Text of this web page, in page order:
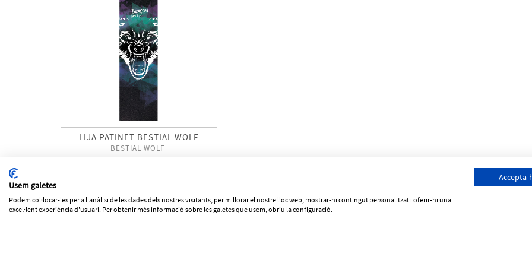
LIJA PATINET BESTIAL WOLF
BESTIAL WOLF
Usem galetes
Podem col·locar-les per a l'anàlisi de les dades dels nostres visitants, per millorar el nostre lloc web, mostrar-hi contingut personalitzat i oferir-hi una
excel·lent experiència d'usuari. Per obtenir més informació sobre les galetes que usem, obriu la configuració.